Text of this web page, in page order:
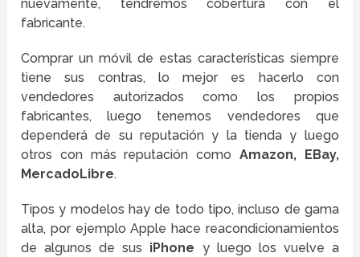
nuevamente, tendremos cobertura con el
fabricante.
Comprar un móvil de estas características siempre
tiene sus contras, lo mejor es hacerlo con
vendedores autorizados como los propios
fabricantes, luego tenemos vendedores que
dependerá de su reputación y la tienda y luego
otros con más reputación comoAmazon, EBay,
MercadoLibre.
Tipos y modelos hay de todo tipo, incluso de gama
alta, por ejemplo Apple hace reacondicionamientos
de algunos de sus iPhone y luego los vuelve a